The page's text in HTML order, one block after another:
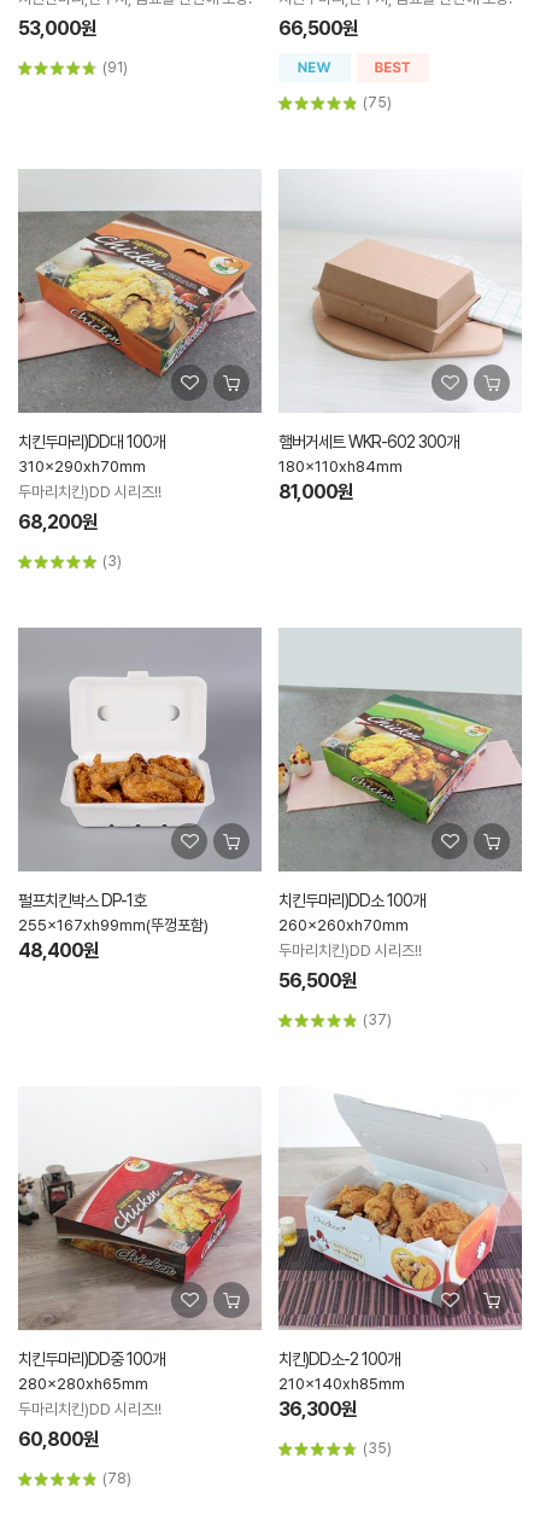
53,000원
(91)
66,500원
(75)
치킨두마리)DD대 100개
310x290xh70mm
두마리치킨)DD 시리즈!!
68,200원
(3)
햄버거세트 WKR-602 300개
180x110xh84mm
81,000원
펄프치킨박스 DP-1호
255x167xh99mm(뚜껑포함)
48,400원
치킨두마리)DD소 100개
260x260xh70mm
두마리치킨)DD 시리즈!!
56,500원
(37)
치킨두마리)DD중 100개
280x280xh65mm
두마리치킨)DD 시리즈!!
60,800원
(78)
치킨)DD소-2 100개
210x140xh85mm
36,300원
(35)